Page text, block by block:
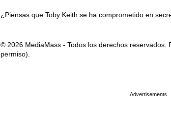
¿Piensas que Toby Keith se ha comprometido en
© 2026 MediaMass - Todos los derechos reservados.
permiso).